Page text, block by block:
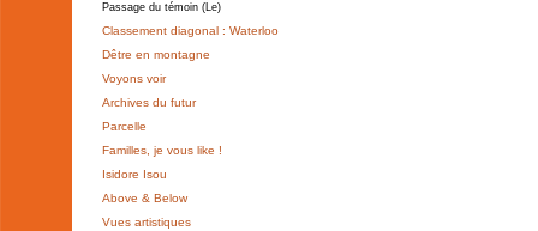
Passage du témoin (Le)
Classement diagonal : Waterloo
Dêtre en montagne
Voyons voir
Archives du futur
Parcelle
Familles, je vous like !
Isidore Isou
Above & Below
Vues artistiques